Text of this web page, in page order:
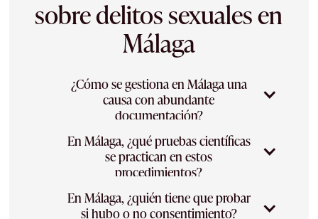
sobre delitos sexuales en
Málaga
¿Cómo se gestiona en Málaga una
causa con abundante
documentación?
En Málaga, la prueba digital es a menudo
central en estos casos. Mi trabajo es
comprobar su autenticidad y la regularidad de
su obtención ante los Juzgados de Instrucción
de Málaga, asistiendo con discreción tanto a
En Málaga, ¿qué pruebas científicas
se practican en estos
procedimientos?
Los informes médico-forenses y las pruebas
En Málaga, ¿quién tiene que probar
si hubo o no consentimiento?